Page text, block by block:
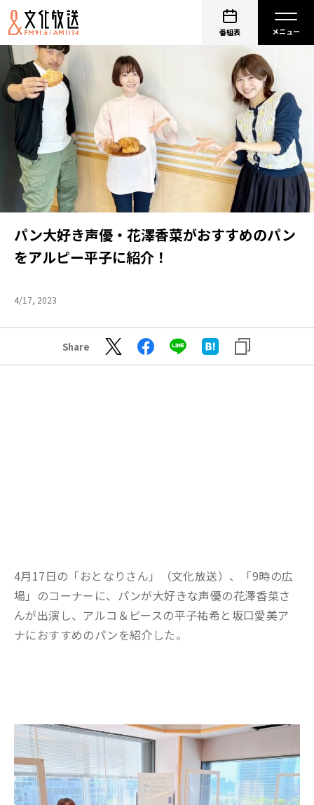
番組表
パン大好き声優・花澤香菜がおすすめのパン
をアルピー平子に紹介！
4/17, 2023
Share
4月17日の「おとなりさん」（文化放送）、「9時の広
場」のコーナーに、パンが大好きな声優の花澤香菜さ
んが出演し、アルコ＆ピースの平子祐希と坂口愛美ア
ナにおすすめのパンを紹介した。